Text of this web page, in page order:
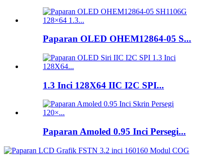
Paparan OLED OHEM12864-05 S...
1.3 Inci 128X64 IIC I2C SPI...
Paparan Amoled 0.95 Inci Persegi...